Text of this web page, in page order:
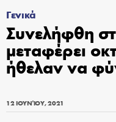
Γενικά
Συνελήφθη
μεταφέρει
ήθελαν να
12 ΙΟΥΝΊΟΥ, 2021